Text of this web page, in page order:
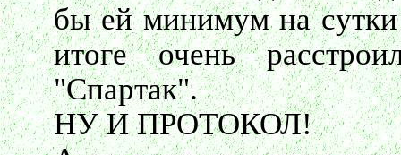
бы ей минимум на
итоге очень
"Спартак".
НУ И ПРОТОКОЛ!